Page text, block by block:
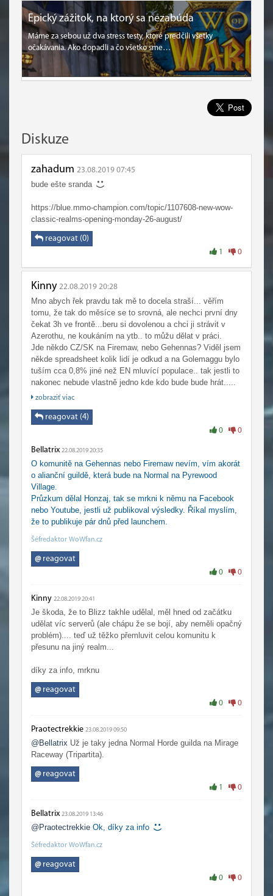
Epický zážitok, na ktorý sa nezabúda
Máme za sebou už dva stress testy, ktoré predčili všetky
očakávania. Ako dopadli a čo všetko sme…
Diskuze
zahadum 23.08.2019 07:45
bude ešte sranda
https://blue.mmo-champion.com/topic/1107608-new-wow-
classic-realms-opening-monday-26-august/
reagovat (0)
1 0
Kinny 22.08.2019 20:28
Mno abych řek pravdu tak mě to docela straší... věřím
tomu, že tak do měsíce se to srovná, ale nechci první dny
čekat 3h ve frontě...beru si dovolenou a chci ji strávit v
Azerothu, ne koukáním na ytb.. to můžu dělat v práci.
Jde někdo CZ/SK na Firemaw , nebo Gehennas ? Viděl jsem
někde spreadsheet kolik lidí je odkud a na Golemaggu bylo
tuším cca 0,8% jiné než EN mluvící populace.. tak jestli to
nakonec nebude vlastně jedno kde kdo bude bude hrát.....
kdy ukážete výsledky z http://bit.ly/PruzkumClassic ?
zobraziť viac
reagovat (4)
0 0
Bellatrix 22.08.2019 20:35
O komunitě na Gehennas nebo Firemaw nevím, vím akorát
o alianční guildě, která bude na Normal na Pyrewood
Village.
Průzkum dělal Honzaj, tak se mrkni k němu na Facebook
nebo Youtube, jestli už publikoval výsledky. Říkal myslím,
že to publikuje pár dnů před launchem.
Šéfredaktor WoWfan.cz
@reagovat
0 0
Kinny 22.08.2019 20:41
Je škoda, že to Blizz takhle udělal, měl hned od začátku
udělat víc serverů (ale chápu že se bojí, aby neměli opačný
problém).... teď už těžko přemluvit celou komunitu k
přesunu na jiný realm...
díky za info, mrknu
@reagovat
0 0
Praotectrekkie 23.08.2019 09:50
@Bellatrix Už je taky jedna Normal Horde guilda na Mirage
Raceway (Tripartita).
@reagovat
1 0
Bellatrix 23.08.2019 13:46
@Praotectrekkie Ok, díky za info
Šéfredaktor WoWfan.cz
@reagovat
0 0